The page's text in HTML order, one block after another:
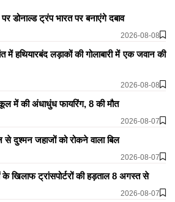
ट्रंप भारत पर बनाएंगे दबाव
2026-08-08
में हथियारबंद लड़ाकों की गोलाबारी में एक जवान की
2026-08-08
में की अंधाधुंध फायरिंग, 8 की मौत
2026-08-07
दुश्मन जहाजों को रोकने वाला बिल
2026-08-07
के खिलाफ ट्रांसपोर्टरों की हड़ताल 8 अगस्त से
2026-08-07